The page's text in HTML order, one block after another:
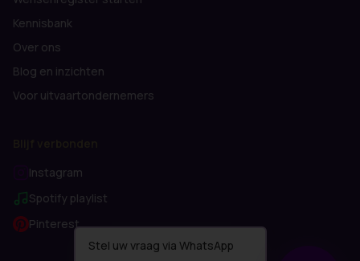
Stel uw vraag via WhatsApp
Kennisbank
Over ons
Blog en inzichten
Voor uitvaartondernemers
Instagram
Spotify playlist
Pinterest